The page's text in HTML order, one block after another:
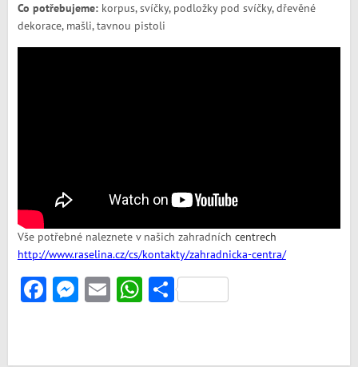
Co potřebujeme:korpus, svíčky, podložky pod svíčky, dřevěné
dekorace, mašli, tavnou pistoli
Vše potřebné naleznete v našich zahradních centrech
http://www.raselina.cz/cs/kontakty/zahradnicka-centra/
Facebook
Messenger
EmailWhatsApp
Share